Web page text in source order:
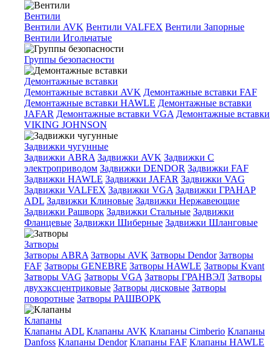
Вентили
Вентили AVK Вентили VALFEX Вентили Запорные
Вентили Игольчатые
Группы безопасности
Демонтажные вставки
Демонтажные вставки AVK Демонтажные вставки FAF
Демонтажные вставки HAWLE Демонтажные вставки
JAFAR Демонтажные вставки VGA Демонтажные вставки
VIKING JOHNSON
Задвижки чугунные
Задвижки ABRA Задвижки AVK Задвижки C
электроприводом Задвижки DENDOR Задвижки FAF
Задвижки HAWLE Задвижки JAFAR Задвижки VAG
Задвижки VALFEX Задвижки VGA Задвижки ГРАНАР
ADL Задвижки Клиновые Задвижки Нержавеющие
Задвижки Рашворк Задвижки Стальные Задвижки
Фланцевые Задвижки Шиберные Задвижки Шланговые
Затворы
Затворы ABRA Затворы AVK Затворы Dendor Затворы
FAF Затворы GENEBRE Затворы HAWLE Затворы Kvant
Затворы VAG Затворы VGA Затворы ГРАНВЭЛ Затворы
двухэксцентриковые Затворы дисковые Затворы
поворотные Затворы РАШВОРК
Клапаны
Клапаны ADL Клапаны AVK Клапаны Cimberio Клапаны
Danfoss Клапаны Dendor Клапаны FAF Клапаны HAWLE